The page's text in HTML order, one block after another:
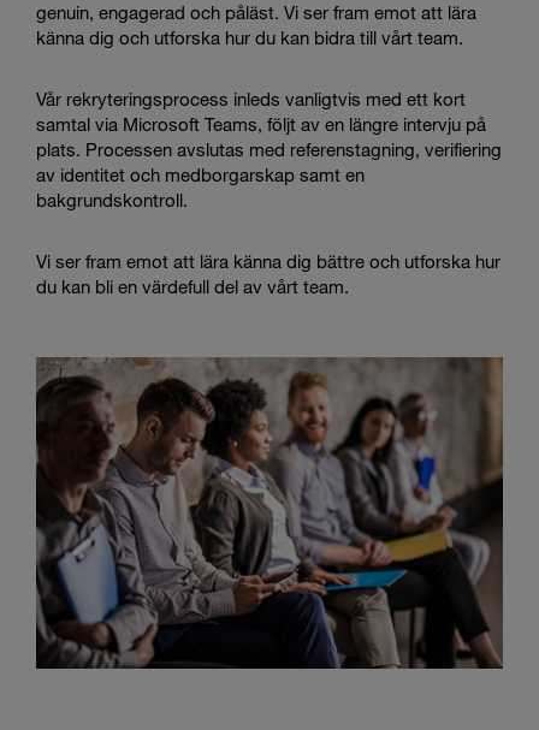
genuin, engagerad och påläst. Vi ser fram emot att lära
känna dig och utforska hur du kan bidra till vårt team.
Vår rekryteringsprocess inleds vanligtvis med ett kort
samtal via Microsoft Teams, följt av en längre intervju på
plats. Processen avslutas med referenstagning, verifiering
av identitet och medborgarskap samt en
bakgrundskontroll.
Vi ser fram emot att lära känna dig bättre och utforska hur
du kan bli en värdefull del av vårt team.